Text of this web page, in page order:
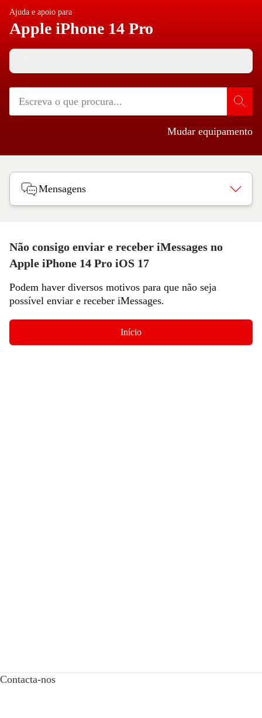
Ajuda e apoio para
Apple iPhone 14 Pro
Mudar equipamento
Mensagens
Não consigo enviar e receber iMessages no
Apple iPhone 14 Pro iOS 17
Podem haver diversos motivos para que não seja
possível enviar e receber iMessages.
Início
Contacta-nos